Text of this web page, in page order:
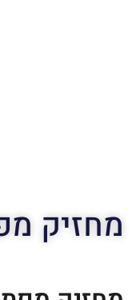
מחזיק